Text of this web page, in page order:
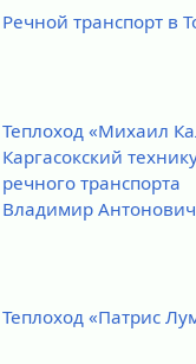
Речной транспорт в
Теплоход «Михаил
Каргасокский
речного транспорта
Владимир
Теплоход «Патрис